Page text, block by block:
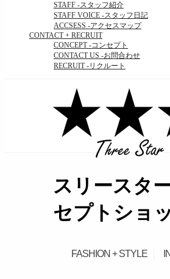
STAFF -スタッフ紹介
STAFF VOICE -スタッフ日記
ACCSESS -アクセスマップ
CONTACT + RECRUIT
CONCEPT-コンセプト
CONTACT US -お問合わせ
RECRUIT-リクルート
スリースタ
セプトショ
FASHION + STYLE